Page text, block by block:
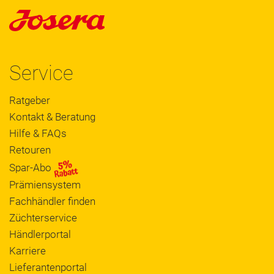
Service
Ratgeber
Kontakt & Beratung
Hilfe & FAQs
Retouren
Spar-Abo
Prämiensystem
Fachhändler finden
Züchterservice
Händlerportal
Karriere
Lieferantenportal